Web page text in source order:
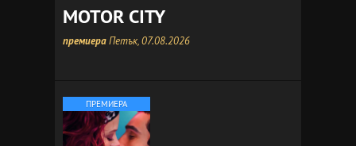
MOTOR CITY
премиераПетък, 07.08.2026
ПРЕМИЕРА